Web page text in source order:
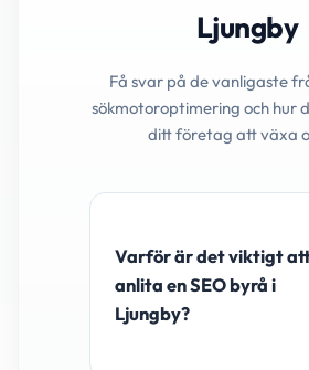
Ljungby
Få svar på de vanligaste
sökmotoroptimering och hur
ditt företag att växa
Varför är det viktigt
anlita en SEO byrå i
Ljungby?